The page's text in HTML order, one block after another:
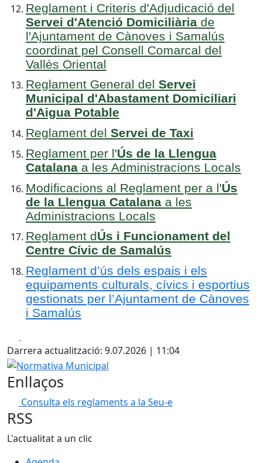
Reglament i Criteris d'Adjudicació del
Servei d'Atenció Domiciliària de
l'Ajuntament de Cànoves i Samalús
coordinat pel Consell Comarcal del
Vallès Oriental
Reglament General del Servei
Municipal d'Abastament Domiciliari
d'Aigua Potable
Reglament del Servei de Taxi
Reglament per l'Ús de la Llengua
Catalana a les Administracions Locals
Modificacions al Reglament per a l'Ús
de la Llengua Catalana a les
Administracions Locals
Reglament dÚs i Funcionament del
Centre Cívic de Samalús
Reglament d’ús dels espais i els
equipaments culturals, cívics i esportius
gestionats per l’Ajuntament de Cànoves
i Samalús
Darrera actualització: 9.07.2026 | 11:04
Normativa Municipal
Enllaços
Consulta els reglaments a la Seu-e
RSS
L'actualitat a un clic